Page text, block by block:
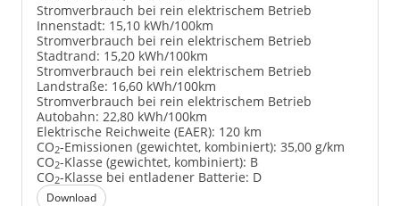
Stromverbrauch bei rein elektrischem Betrieb
Innenstadt: 15,10 kWh/100km
Stromverbrauch bei rein elektrischem Betrieb
Stadtrand: 15,20 kWh/100km
Stromverbrauch bei rein elektrischem Betrieb
Landstraße: 16,60 kWh/100km
Stromverbrauch bei rein elektrischem Betrieb
Autobahn: 22,80 kWh/100km
Elektrische Reichweite (EAER): 120 km
CO2-Emissionen (gewichtet, kombiniert): 35,00 g/km
CO2-Klasse (gewichtet, kombiniert): B
CO2-Klasse bei entladener Batterie: D
Download